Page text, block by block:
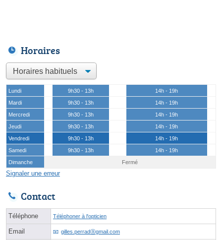
Horaires
Lundi 9h30 - 13h
14h - 19h
Mardi
9h30 - 13h
14h - 19h
Mercredi
9h30 - 13h
14h - 19h
Jeudi
9h30 - 13h
14h - 19h
Vendredi
9h30 - 13h
14h - 19h
Samedi
9h30 - 13h
14h - 19h
Dimanche
Fermé
Signaler une erreur
Contact
Téléphone Téléphoner à l'opticien
Email gilles.perradⓐgmail.com